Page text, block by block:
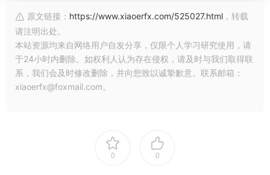
原文链接： https://www.xiaoerfx.com/525027.html ，转载
请注明出处。
本站资源均来自网络用户自发分享，仅限个人学习研究使用，请
于24小时内删除。如权利人认为存在侵权，请及时与我们取得联
系，我们会及时修改删除，并向您致以诚挚歉意。联系邮箱：
xiaoerfx@foxmail.com。
0 0